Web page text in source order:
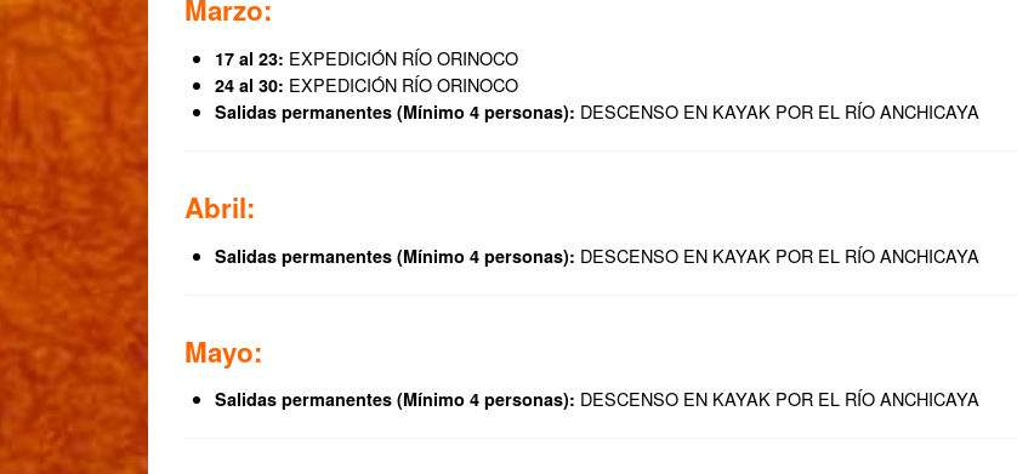
Marzo:
17 al 23: EXPEDICIÓN RÍO ORINOCO
24 al 30: EXPEDICIÓN RÍO ORINOCO
Salidas permanentes (Mínimo 4 personas): DESCENSO EN KAYAK POR EL RÍO ANCHICAYA
Abril:
Salidas permanentes (Mínimo 4 personas): DESCENSO EN KAYAK POR EL RÍO ANCHICAYA
Mayo:
Salidas permanentes (Mínimo 4 personas): DESCENSO EN KAYAK POR EL RÍO ANCHICAYA